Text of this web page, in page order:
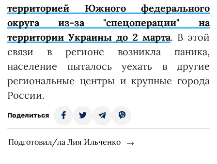
территорией Южного федерального
округа из-за "спецоперации" на
территории Украины до 2 марта. В этой
связи в регионе возникла паника,
население пыталось уехать в другие
региональные центры и крупные города
России.
Поделиться
Подготовил/ла Лия Ильченко